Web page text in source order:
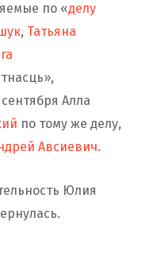
по «делу
, Татьяна
сентября Алла
по тому же делу,
Авсиевич.
Юлия